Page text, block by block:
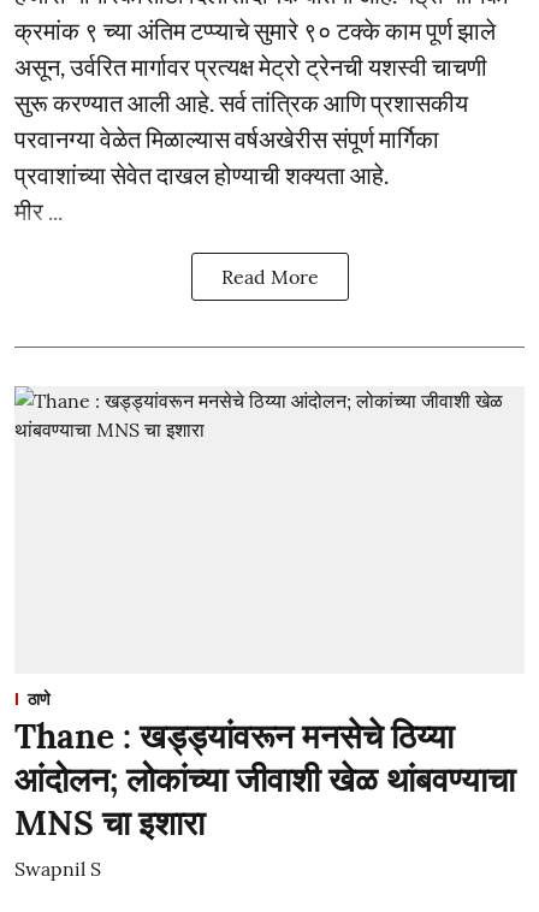
क्रमांक ९ च्या अंतिम टप्प्याचे सुमारे ९० टक्के काम पूर्ण झाले
असून, उर्वरित मार्गावर प्रत्यक्ष मेट्रो ट्रेनची यशस्वी चाचणी
सुरू करण्यात आली आहे. सर्व तांत्रिक आणि प्रशासकीय
परवानग्या वेळेत मिळाल्यास वर्षअखेरीस संपूर्ण मार्गिका
प्रवाशांच्या सेवेत दाखल होण्याची शक्यता आहे.
मीर ...
Read More
ठाणे
Thane : खड्ड्यांवरून मनसेचे ठिय्या
आंदोलन; लोकांच्या जीवाशी खेळ थांबवण्याचा
MNS चा इशारा
Swapnil S